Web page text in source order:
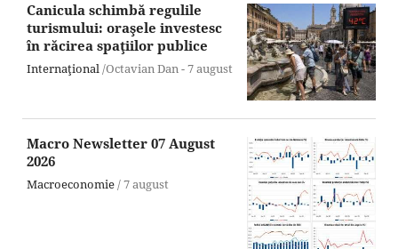
Canicula schimbă regulile
turismului: oraşele investesc
în răcirea spaţiilor publice
Internaţional/Octavian Dan -7 august
Macro Newsletter 07 August
2026
Macroeconomie/7 august